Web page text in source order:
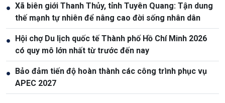
● Xã biên giới Thanh Thủy, tỉnh Tuyên Quang: Tận dung
thế mạnh tự nhiên để nâng cao đời sống nhân dân
● Hội chợ Du lịch quốc tế Thành phố Hồ Chí Minh 2026
có quy mô lớn nhất từ trước đến nay
● Bảo đảm tiến độ hoàn thành các công trình phục vụ
APEC 2027